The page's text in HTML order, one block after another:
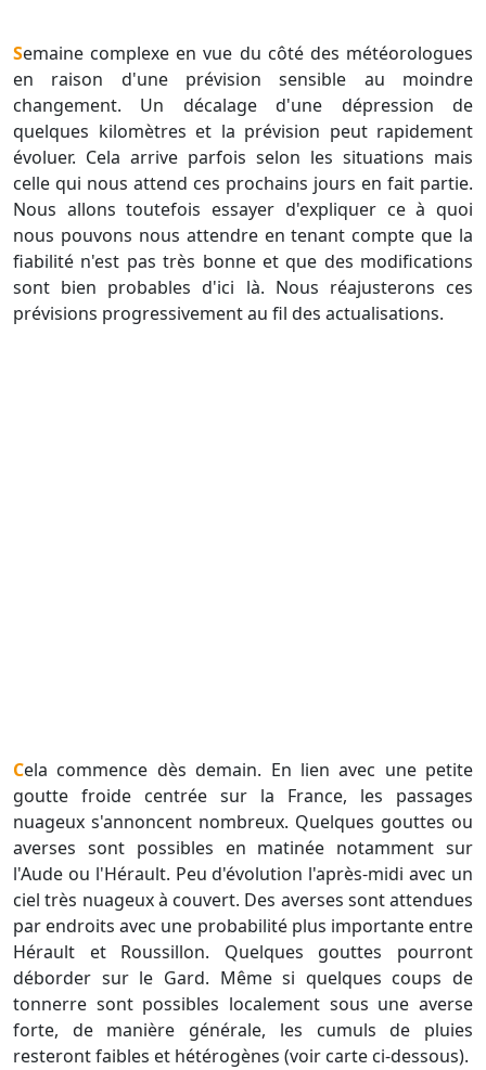
Semaine complexe en vue du côté des météorologues
en raison d'une prévision sensible au moindre
changement. Un décalage d'une dépression de
quelques kilomètres et la prévision peut rapidement
évoluer. Cela arrive parfois selon les situations mais
celle qui nous attend ces prochains jours en fait partie.
Nous allons toutefois essayer d'expliquer ce à quoi
nous pouvons nous attendre en tenant compte que la
fiabilité n'est pas très bonne et que des modifications
sont bien probables d'ici là. Nous réajusterons ces
prévisions progressivement au fil des actualisations.
Cela commence dès demain. En lien avec une petite
goutte froide centrée sur la France, les passages
nuageux s'annoncent nombreux. Quelques gouttes ou
averses sont possibles en matinée notamment sur
l'Aude ou l'Hérault. Peu d'évolution l'après-midi avec un
ciel très nuageux à couvert. Des averses sont attendues
par endroits avec une probabilité plus importante entre
Hérault et Roussillon. Quelques gouttes pourront
déborder sur le Gard. Même si quelques coups de
tonnerre sont possibles localement sous une averse
forte, de manière générale, les cumuls de pluies
resteront faibles et hétérogènes (voir carte ci-dessous).